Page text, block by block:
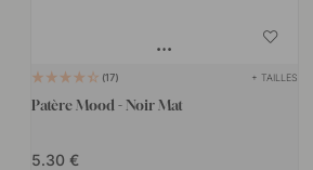
17 + TAILLES
Patère Mood - Noir Mat
5.30